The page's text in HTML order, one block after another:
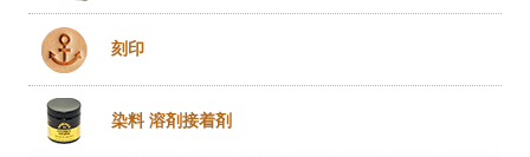
刻印
染料 溶剤接着剤